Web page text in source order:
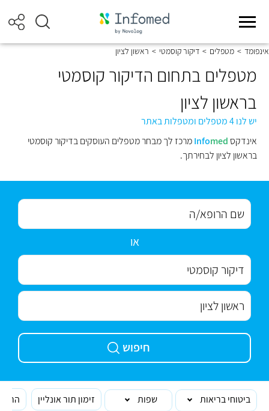
אינפומד > מטפלים > דיקור קוסמטי > ראשון לציון
מטפלים בתחום הדיקור קוסמטי
בראשון לציון
יש לנו 4 מטפלים ומטפלות באתר
אינדקס
Infomed
מרכז לך מבחר מטפלים העוסקים בדיקור קוסמטי
בראשון לציון לבחירתך.
או
חיפוש
ביטוחי בריאות שפות זימון תור אונליין